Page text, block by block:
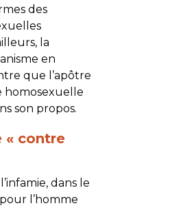
des
la
en
que l’apôtre
homosexuelle
son propos.
« contre
dans le
l’homme